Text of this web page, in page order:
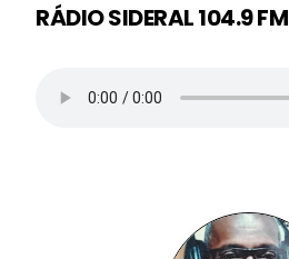
RÁDIO SIDERAL 104.9 FM